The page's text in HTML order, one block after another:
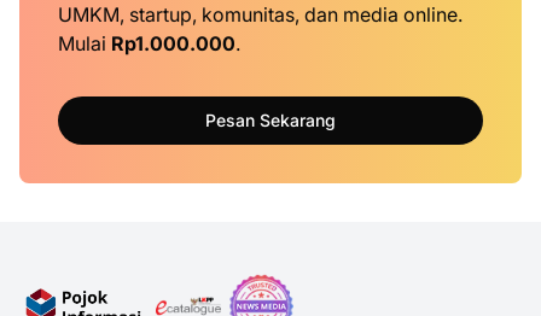
UMKM, startup, komunitas, dan media online.
Mulai Rp1.000.000.
Pesan Sekarang